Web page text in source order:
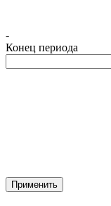
-
Конец периода
Применить